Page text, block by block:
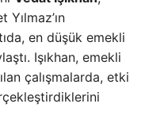
Yılmaz’ın
en düşük emekli
Işıkhan, emekli
çalışmalarda, etki